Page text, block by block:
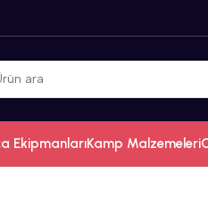
EkipmanlarıKamp Malzemeleri